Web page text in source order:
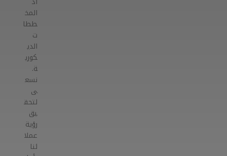
المخ
ططا
ت
الدي
كوري
ة.
نسع
ى
لتحق
يق
رؤية
عملا
ئنا